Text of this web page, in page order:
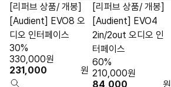
[리퍼브 상품/ 개봉]
[Audient] EVO8 오
디오 인터페이스
231,000 원
330,000원
30%
[리퍼브 상품/ 개봉]
[Audient] EVO4
2in/2out 오디오 인
터페이스
84,000 원
210,000원
60%